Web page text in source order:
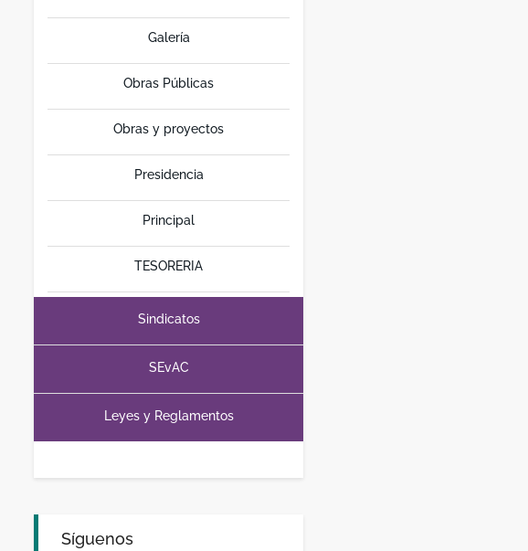
Galería
Obras Públicas
Obras y proyectos
Presidencia
Principal
TESORERIA
Sindicatos
SEvAC
Leyes y Reglamentos
Síguenos